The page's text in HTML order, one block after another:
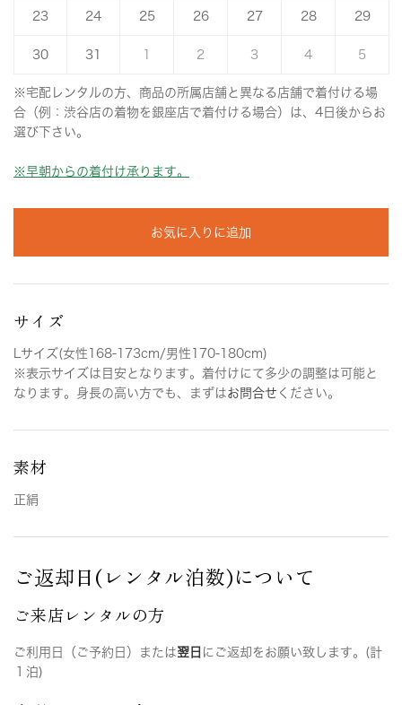
23 24 25 26 27 28 29
30 31 2 3 4 5
※宅配レンタルの方、商品の所属店舗と異なる店舗で着付ける場
合（例：渋谷店の着物を銀座店で着付ける場合）は、4日後からお
選び下さい。
※早朝からの着付け承ります。
お気に入りに追加
サイズ
Lサイズ(女性168-173cm/男性170-180cm)
※表示サイズは目安となります。着付けにて多少の調整は可能と
なります。身長の高い方でも、まずはお問合せ ください。
素材
正絹
ご返却日(レンタル泊数)について
ご来店レンタルの方
ご利用日（ご予約日）または翌日 にご返却をお願い致します。(計
１泊)